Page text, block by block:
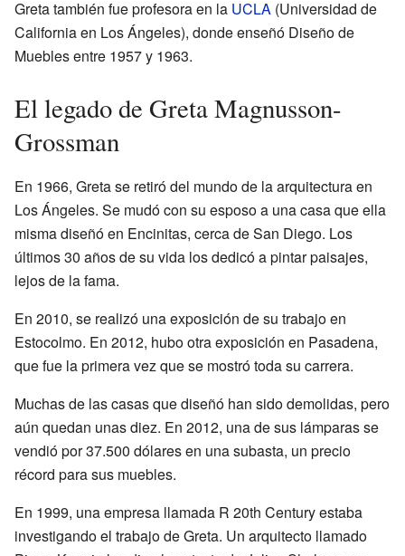
Greta también fue profesora en la UCLA (Universidad de
California en Los Ángeles), donde enseñó Diseño de
Muebles entre 1957 y 1963.
El legado de Greta Magnusson-
Grossman
En 1966, Greta se retiró del mundo de la arquitectura en
Los Ángeles. Se mudó con su esposo a una casa que ella
misma diseñó en Encinitas, cerca de San Diego. Los
últimos 30 años de su vida los dedicó a pintar paisajes,
lejos de la fama.
En 2010, se realizó una exposición de su trabajo en
Estocolmo. En 2012, hubo otra exposición en Pasadena,
que fue la primera vez que se mostró toda su carrera.
Muchas de las casas que diseñó han sido demolidas, pero
aún quedan unas diez. En 2012, una de sus lámparas se
vendió por 37.500 dólares en una subasta, un precio
récord para sus muebles.
En 1999, una empresa llamada R 20th Century estaba
investigando el trabajo de Greta. Un arquitecto llamado